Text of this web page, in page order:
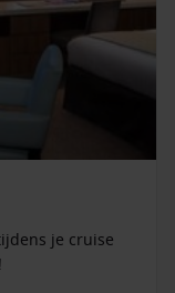
Cariben,
ideaal?
en iedereen
De Nieuw
en een hoog
voelt.je cruise